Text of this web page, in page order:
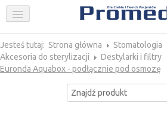
STOMATOLOGIA
GINEKOLOGIA
Jesteś tutaj: Strona główna
Stomatologia
Akcesoria do sterylizacji
Destylarki i filtry
Euronda Aquabox - podłącznie pod osmozę